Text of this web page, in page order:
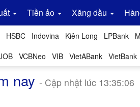
Tiền ảo Xăng dầu
HSBC Indovina Kiên Long LPBank
VCBNeo VIB VietABank VietBank
nay - Cập nhật lúc 13:35:06